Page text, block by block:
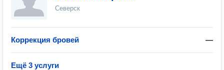
Северск
Коррекция бровей —
Ещё 3 услуги